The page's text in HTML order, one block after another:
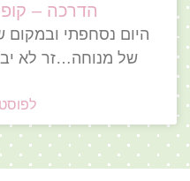
הדרכה –
היום נסחפתי ובמקום
של מנוחה…זר לא